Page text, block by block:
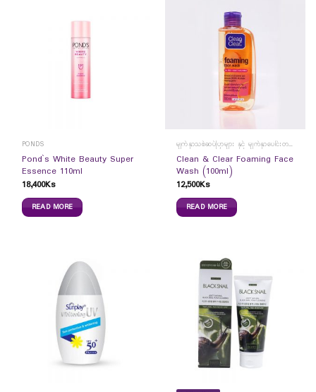
PONDS
Pond`s White Beauty Super
Essence 110ml
18,400Ks
READ MORE
မျက်နှာသစ်ဆပ်ပြာများ နှင့် မျက်နှာပေါင်းတင်ကပ်ခွာများ
Clean & Clear Foaming Face
Wash (100ml)
12,500Ks
READ MORE